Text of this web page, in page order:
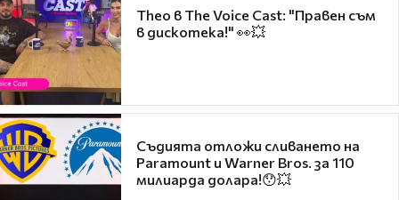
Theo в The Voice Cast: "Правен съм
в дискотека!" 👀💥
Съдията отложи сливането на
Paramount и Warner Bros. за 110
милиарда долара!😯💥